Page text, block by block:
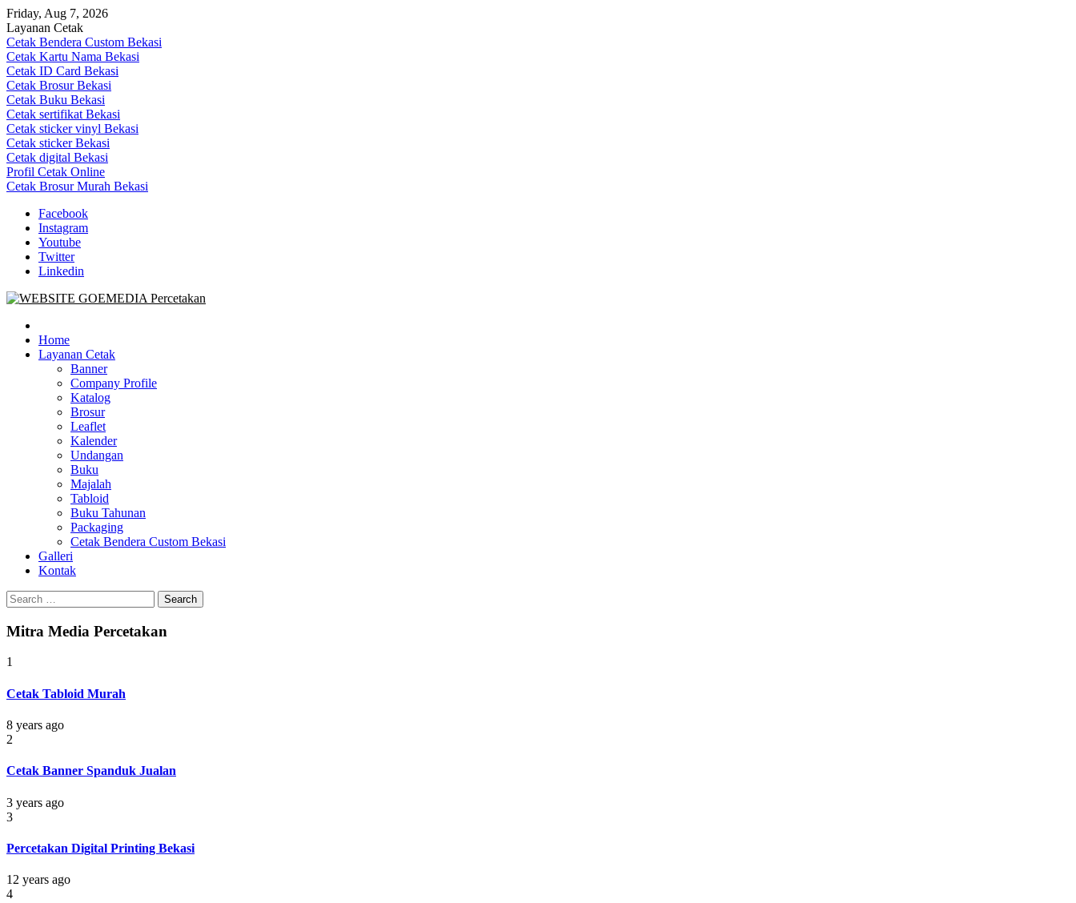
Skip
to
content
Friday, Aug 7, 2026
Layanan Cetak
Cetak Bendera Custom Bekasi
Cetak Kartu Nama Bekasi
Cetak ID Card Bekasi
Cetak Brosur Bekasi
Cetak Buku Bekasi
Cetak sertifikat Bekasi
Cetak sticker vinyl Bekasi
Cetak sticker Bekasi
Cetak digital Bekasi
Profil Cetak Online
Cetak Brosur Murah Bekasi
Facebook
Instagram
Youtube
Twitter
Linkedin
Goe Media Percetakan | 0822-4439-5599 (Call/WA)
0822-4439-5599 (Call/WA) Percetakan jasa cetak banner buku yasin invoice kartu nama label map nota spanduk stiker undangan pernikahan murah online 24 jam
Home
Layanan Cetak
Banner
Company Profile
Katalog
Brosur
Leaflet
Kalender
Undangan
Buku
Majalah
Tabloid
Buku Tahunan
Packaging
Cetak Bendera Custom Bekasi
Galleri
Kontak
Search
for:
Mitra Media Percetakan
1
Cetak Tabloid Murah
8 years ago
2
Cetak Banner Spanduk Jualan
3 years ago
3
Percetakan Digital Printing Bekasi
12 years ago
4